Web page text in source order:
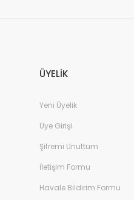
ÜYELİK
Yeni Üyelik
Üye Girişi
Şifremi Unuttum
İletişim Formu
Havale Bildirim Formu